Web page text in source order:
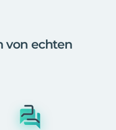
von echten